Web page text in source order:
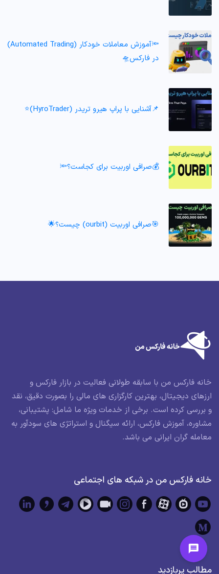
🔦آموزش معاملات خودکار (Automated Trading)
در فارکس🛸
📌آشنایی با پراپ هیرو تریدر (HyroTrader)⭐️
💰صرافی اوربیت برای کجاست؟🔦
🎯صرافی اوربیت (ourbit) چیست؟🌟
خانه فارکس من با سابقه طولانی فعالیت در بازار فارکس و
ارزهای دیجیتال، بهترین کارگزاری های مالی را بصورت دقیق، نقد
و بررسی کرده است. برخی از خدمات ویژه ما شامل: پشتیبانی،
مشاوره، آموزش فارکس، ارائه سیگنال و استراتژی های سودآور به
معامله گران ایرانی می باشد.
خانه فارکس من در شبکه های اجتماعی
مطالب پربازدید